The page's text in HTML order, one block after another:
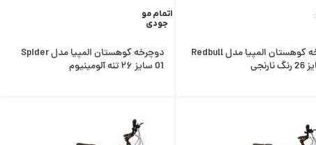
دوچرخه کوهستان المپیا مدل Redbull
اتمام مو
جودی
دوچرخه کوهستان المپیا مدل Spider
01 سایز ۲۶ تنه آلومینیوم